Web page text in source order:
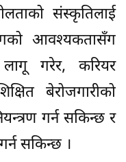
संस्कृतिलाई
आवश्यकतासँग
गरेर, करियर
बेरोजगारीको
गर्न सकिन्छ र
सकिन्छ ।